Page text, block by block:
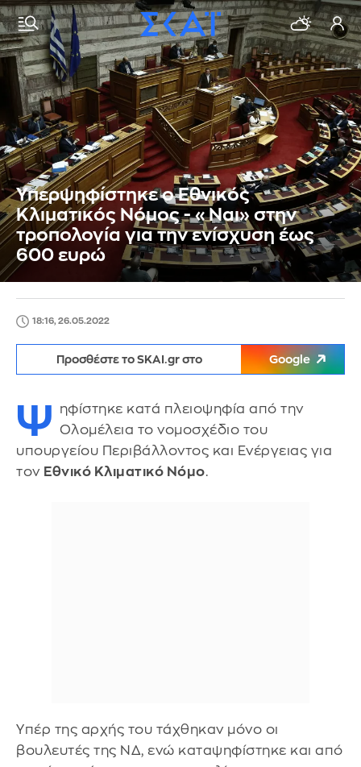
Υπερψηφίστηκε ο Εθνικός
Κλιματικός Νόμος - «Ναι» στην
τροπολογία για την ενίσχυση έως
600 ευρώ
18:16, 26.05.2022
Προσθέστε το SKAI.gr στο Google
Ψ
ηφίστηκε κατά πλειοψηφία από την
Ολομέλεια το νομοσχέδιο του
υπουργείου Περιβάλλοντος και Ενέργειας για
τον Εθνικό Κλιματικό Νόμο.
Υπέρ της αρχής του τάχθηκαν μόνο οι
βουλευτές της ΝΔ, ενώ καταψηφίστηκε και από